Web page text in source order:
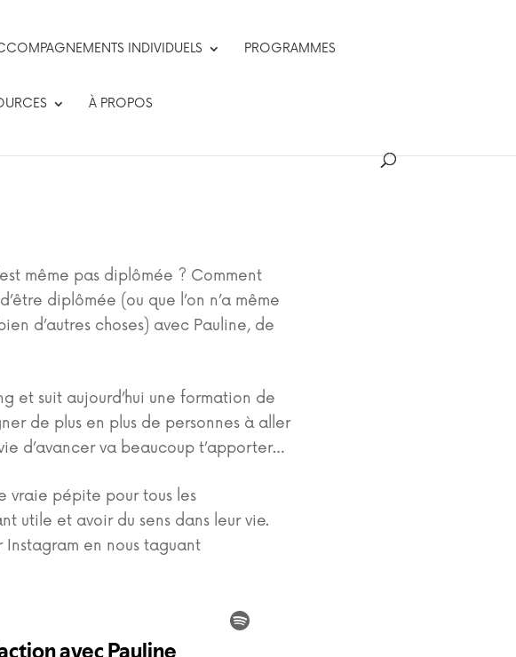
INDIVIDUELS PROGRAMMES
À PROPOS
même pas diplômée ? Comment
diplômée (ou que l’on n’a même
d’autres choses) avec Pauline, de
et suit aujourd’hui une formation de
de plus en plus de personnes à aller
d’avancer va beaucoup t’apporter…
vraie pépite pour tous les
utile et avoir du sens dans leur vie.
Instagram en nous taguant